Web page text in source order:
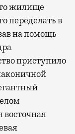
жилище
переделать в
на помощь
приступило
восточная